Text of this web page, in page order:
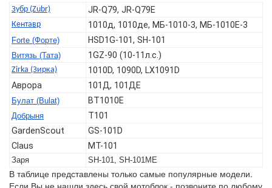
Зубр (Zubr) JR-Q79, JR-Q79E
Кентавр 1010д, 1010де, МБ-1010-3, МБ-1010Е-3
Forte (Форте) HSD1G-101, SH-101
Витязь (Тата) 1GZ-90 (10-11л.с.)
Zirka (Зирка)
1010D, 1090D, LX1091D
Аврора
101Д, 101ДЕ
Булат (Bulat) BT1010E
Добрыня
T101
GardenScout
GS-101D
Claus
MT-101
Заря SH-101, SH-101ME
В таблице представлены только самые популярные модели.
Если Вы не нашли здесь свой мотоблок - позвоните по любому